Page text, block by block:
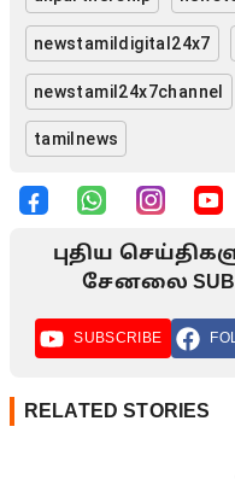
newstamildigital24x7
newstamil24x7channel
tamilnews
புதிய
சேனலை
SUBSCRIBE
RELATED STORIES